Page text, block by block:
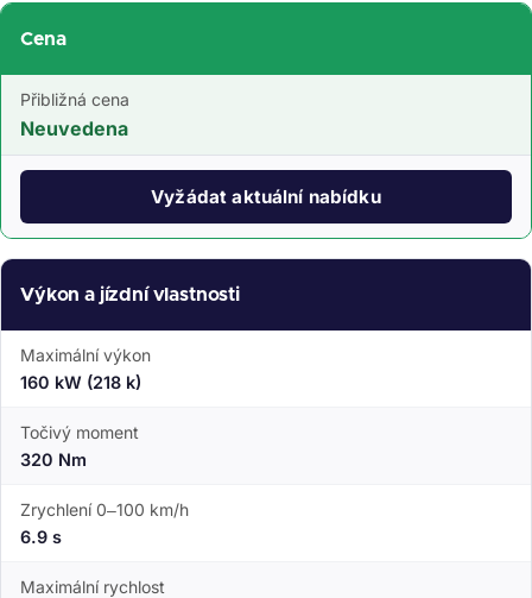
Cena
Přibližná cena
Neuvedena
Vyžádat aktuální nabídku
Výkon a jízdní vlastnosti
Maximální výkon
160 kW (218 k)
Točivý moment
320 Nm
Zrychlení 0–100 km/h
6.9 s
Maximální rychlost